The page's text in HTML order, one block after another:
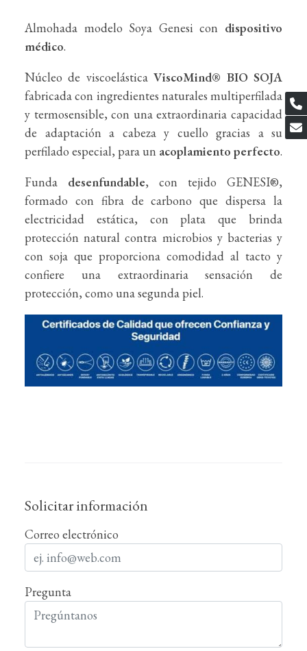
Almohada modelo Soya Genesi con dispositivo
médico.
Núcleo de viscoelásticaViscoMind® BIO SOJA
fabricada con ingredientes naturales multiperfilada
y termosensible, con una extraordinaria capacidad
de adaptación a cabeza y cuello gracias a su
perfilado especial, para un acoplamiento perfecto.
Funda desenfundable, con tejido GENESI®,
formado con fibra de carbono que dispersa la
electricidad estática, con plata que brinda
protección natural contra microbios y bacterias y
con soja que proporciona comodidad al tacto y
confiere una extraordinaria sensación de
protección, como una segunda piel.
Solicitar información
Correo electrónico
Pregunta